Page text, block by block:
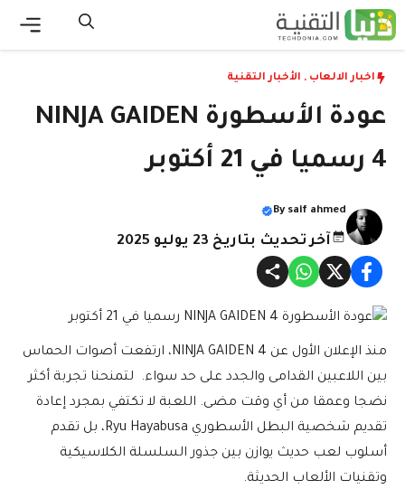
انتقل
إلى
اخبار الالعاب , الأخبار التقنية
عودة الأسطورة NINJA GAIDEN
4 رسميا في 21 أكتوبر
By saif ahmed
آخر تحديث بتاريخ 23 يوليو 2025
منذ الإعلان الأول عن NINJA GAIDEN 4، ارتفعت أصوات الحماس
بين اللاعبين القدامى والجدد على حد سواء. لتمنحنا تجربة أكثر
نضجا وعمقا من أي وقت مضى. اللعبة لا تكتفي بمجرد إعادة
تقديم شخصية البطل الأسطوري Ryu Hayabusa، بل تقدم
أسلوب لعب حديث يوازن بين جذور السلسلة الكلاسيكية
وتقنيات الألعاب الحديثة.